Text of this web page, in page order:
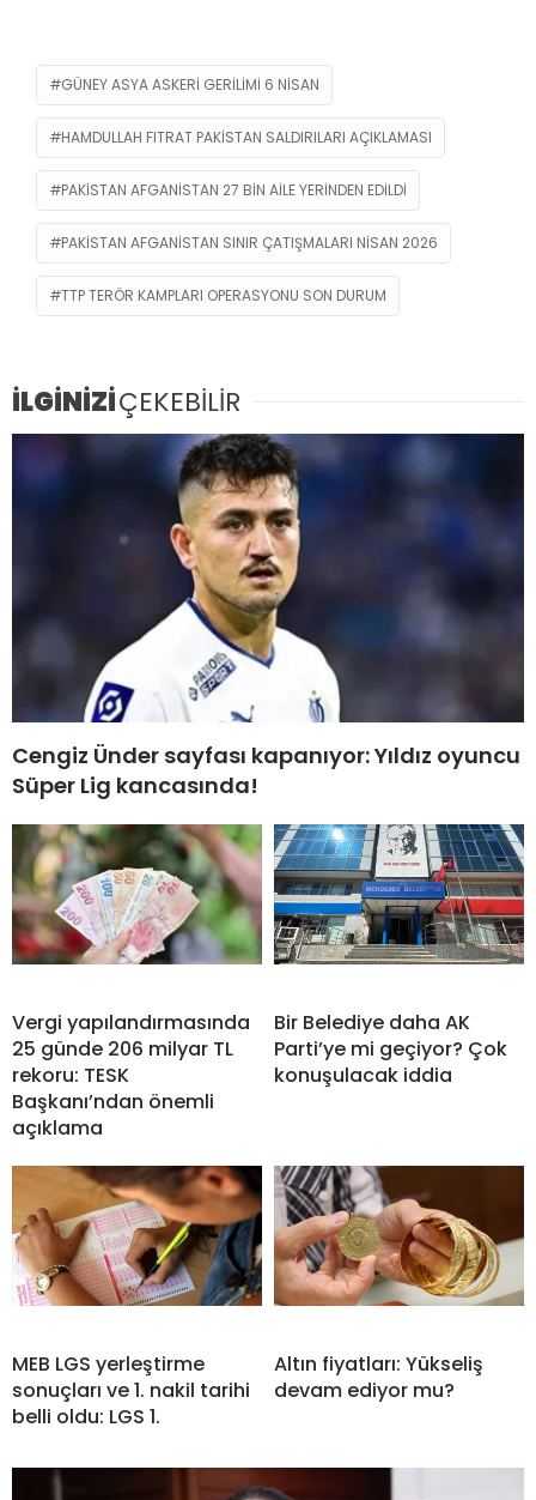
GÜNEY ASYA ASKERI GERILIMI 6 NISAN
HAMDULLAH FITRAT PAKISTAN SALDIRILARI AÇIKLAMASI
PAKISTAN AFGANISTAN 27 BIN AILE YERINDEN EDILDI
PAKISTAN AFGANISTAN SINIR ÇATIŞMALARI NISAN 2026
TTP TERÖR KAMPLARI OPERASYONU SON DURUM
İLGİNİZİÇEKEBİLİR
Cengiz Ünder sayfası kapanıyor: Yıldız oyuncu
Süper Lig kancasında!
Vergi yapılandırmasında
25 günde 206 milyar TL
rekoru: TESK
Başkanı’ndan önemli
açıklama
Bir Belediye daha AK
Parti’ye mi geçiyor? Çok
konuşulacak iddia
MEB LGS yerleştirme
sonuçları ve 1. nakil tarihi
belli oldu: LGS 1.
Altın fiyatları: Yükseliş
devam ediyor mu?